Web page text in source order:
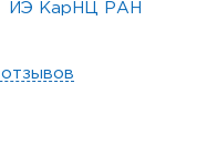
ИЭ КарНЦ РАН